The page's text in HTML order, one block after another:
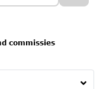
commissies